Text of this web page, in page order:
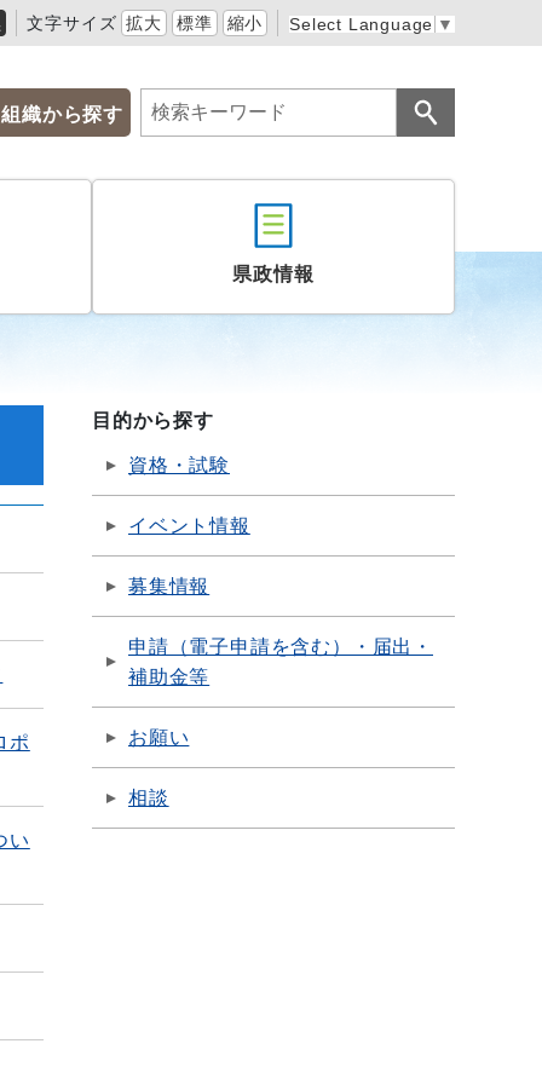
文字サイズ 拡大 標準 縮小 Select Language ▼
組織から探す
県政情報
ポ
い
目的から探す
資格・試験
イベント情報
募集情報
申請（電子申請を含む）・届出・
補助金等
お願い
相談